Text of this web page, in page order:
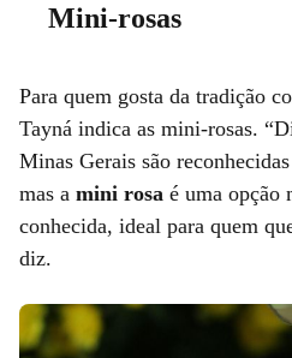
Mini-rosas
Para quem gosta da tradição
Tayná indica as mini-rosas.
Minas Gerais são
mas a mini rosa é uma opção
conhecida, ideal para quem
diz.